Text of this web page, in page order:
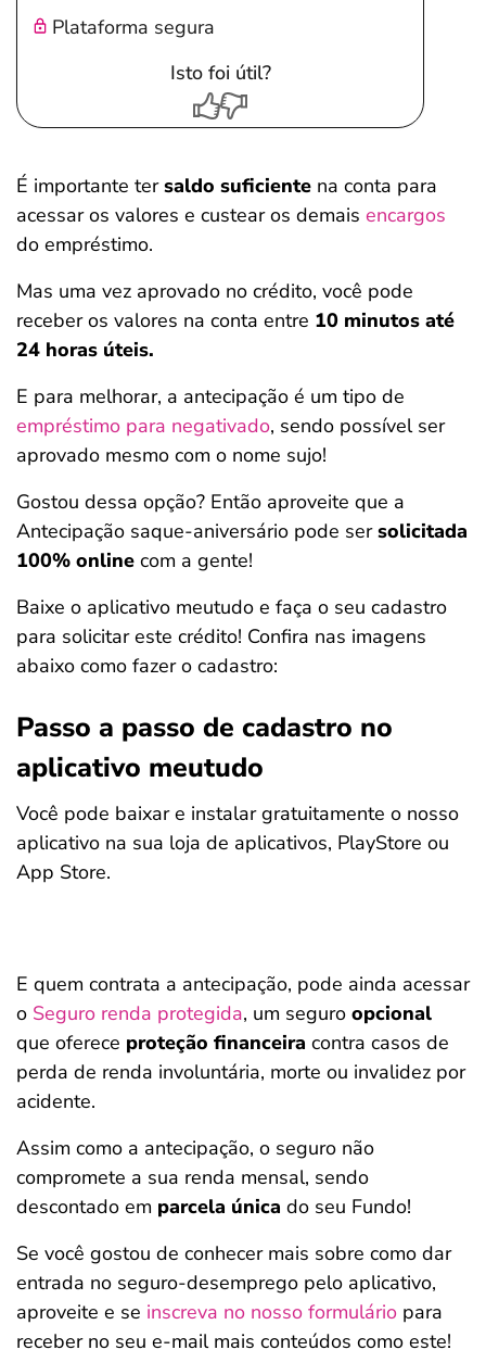
Plataforma segura
Isto foi útil?
É importante tersaldo suficiente na conta para
acessar os valores e custear os demais encargos
do empréstimo.
Mas uma vez aprovado no crédito, você pode
receber os valores na conta entre 10 minutos até
24 horas úteis.
E para melhorar, a antecipação é um tipo de
empréstimo para negativado, sendo possível ser
aprovado mesmo com o nome sujo!
Gostou dessa opção? Então aproveite que a
Antecipação saque-aniversário pode sersolicitada
100% online com a gente!
Baixe o aplicativo meutudo e faça o seu cadastro
para solicitar este crédito! Confira nas imagens
abaixo como fazer o cadastro:
Passo a passo de cadastro no
aplicativo meutudo
Você pode baixar e instalar gratuitamente o nosso
aplicativo na sua loja de aplicativos, PlayStore ou
App Store.
E quem contrata a antecipação, pode ainda acessar
o Seguro renda protegida, um seguro opcional
que oferece proteção financeira contra casos de
perda de renda involuntária, morte ou invalidez por
acidente.
Assim como a antecipação, o seguro não
compromete a sua renda mensal, sendo
descontado em parcela única do seu Fundo!
Se você gostou de conhecer mais sobre como dar
entrada no seguro-desemprego pelo aplicativo,
aproveite e se inscreva no nosso formulário para
receber no seu e-mail mais conteúdos como este!